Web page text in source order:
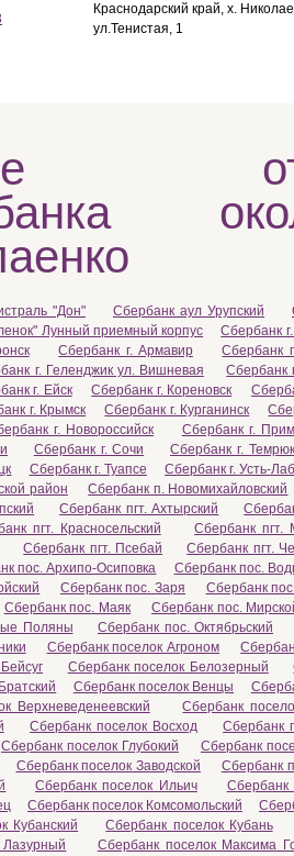
Краснодарский край, х.
ул.Тенистая, 1
"Дон" Сбербанк аул Урупский
Лунный приемный корпус
Сбербанк
Сбербанк г. Армавир
Сбербанк
г. Геленджик ул. Вишневая
Сбербанк
г. Ейск Сбербанк г. Кореновск
г. Крымск Сбербанк г. Курганинск
г. Новороссийск
Сбербанк г.
Сбербанк г. Сочи
Сбербанк г. Темрюк
Сбербанк г. Туапсе
Сбербанк г. Усть-
район
Сбербанк п. Новомихайловский
Сбербанк пгт. Ахтырский
пгт. Красносельский
Сбербанк пгт.
Сбербанк пгт. Псебай
Сбербанк пгт.
пос. Архипо-Осиповка
Сбербанк пос.
Сбербанк пос. Заря
Сбербанк
Сбербанк пос. Маяк
Сбербанк пос.
Поляны
Сбербанк пос. Октябрьский
Сбербанк поселок Агроном
Сбербанк поселок Белозерный
Сбербанк поселок Венцы
Верхневеденеевский
Сбербанк
Сбербанк поселок Восход
Сбербанк
Сбербанк поселок Глубокий
Сбербанк
Сбербанк поселок Заводской
Сбербанк
Сбербанк поселок Ильич
Сбербанк
Сбербанк поселок Комсомольский
Кубанский
Сбербанк поселок Кубань
Сбербанк поселок Максима